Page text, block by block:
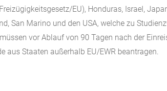
EU), Honduras, Israel,
San Marino und den USA, welche zu
vor Ablauf von 90 Tagen nach der
aus Staaten außerhalb EU/EWR beantragen.